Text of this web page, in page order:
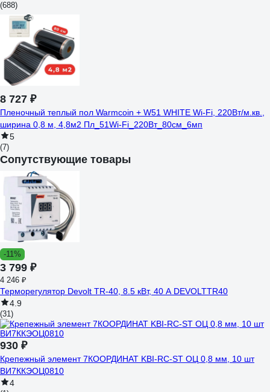
(688)
8 727 ₽
Пленочный теплый пол Warmcoin + W51 WHITE Wi-Fi, 220Вт/м.кв.,
ширина 0,8 м, 4,8м2 Пл_51Wi-Fi_220Вт_80см_6мп
5
(7)
Сопутствующие товары
-11%
3 799 ₽
4 246 ₽
Терморегулятор Devolt TR-40, 8.5 кВт, 40 А DEVOLTTR40
4.9
(31)
930 ₽
Крепежный элемент 7КООРДИНАТ KBI-RC-ST ОЦ 0,8 мм, 10 шт
ВИ7ККЭОЦ0810
4